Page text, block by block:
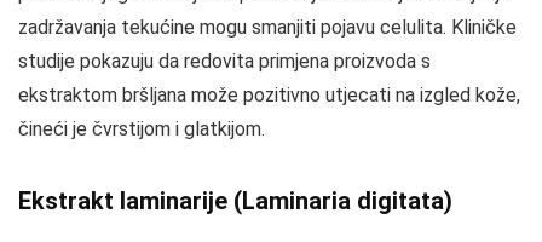
zadržavanja tekućine mogu smanjiti pojavu celulita. Kliničke
studije pokazuju da redovita primjena proizvoda s
ekstraktom bršljana može pozitivno utjecati na izgled kože,
čineći je čvrstijom i glatkijom.
Ekstrakt laminarije (Laminaria digitata)